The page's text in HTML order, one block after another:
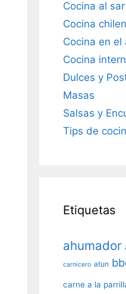
Cocina al
Cocina
Cocina en el
Cocina
Dulces y
Masas
Salsas y
Tips de
Etiquetas
ahumador
carnicero atun
carne a la